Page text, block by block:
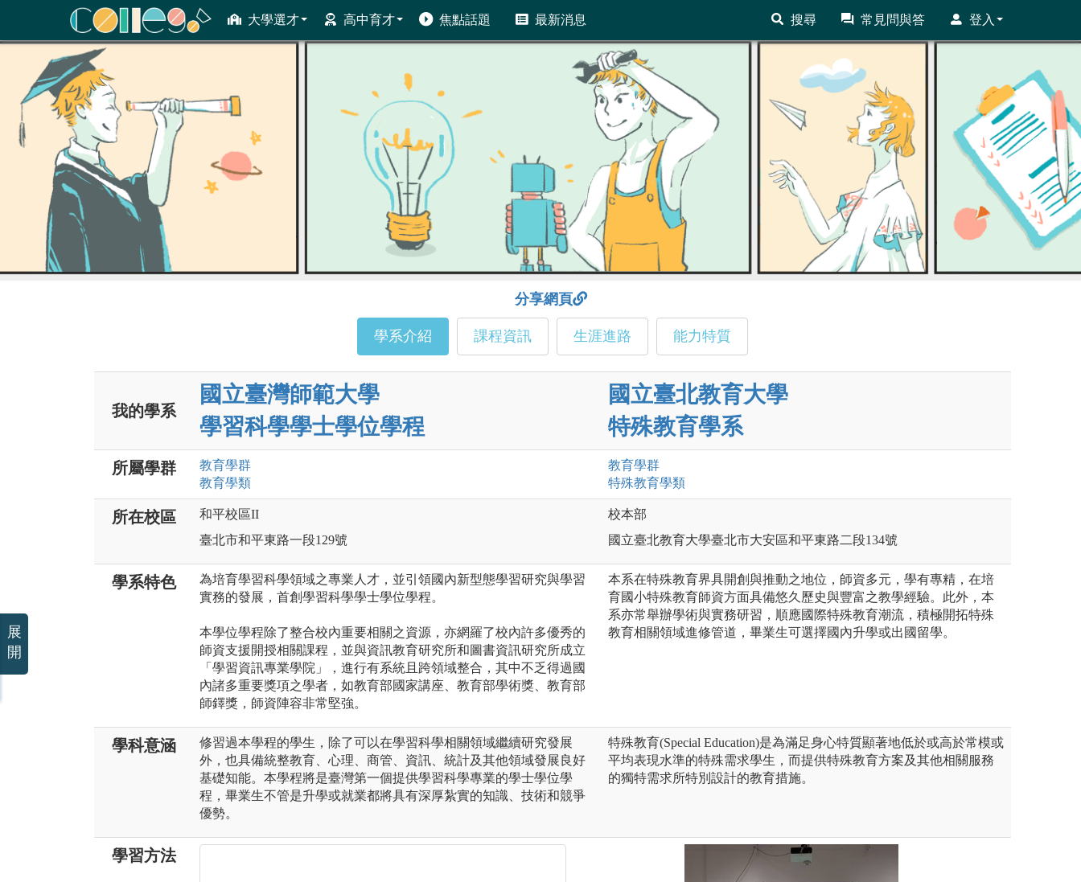
大學選才 高中育才 焦點話題 最新消息 搜尋 常見問與答 登入
ColleGo! 大學選才與高中育才輔助系統
分享網頁
學系介紹 課程資訊 生涯進路 能力特質
我的學系
國立臺灣師範大學
學習科學學士學位學程
國立臺北教育大學
特殊教育學系
所屬學群 教育學群
教育學類
教育學群
特殊教育學類
所在校區
和平校區II
臺北市和平東路一段129號
校本部
國立臺北教育大學臺北市大安區和平東路二段134號
學系特色
為培育學習科學領域之專業人才，並引領國內新型態學習研究與學習
實務的發展，首創學習科學學士學位學程。
本學位學程除了整合校內重要相關之資源，亦網羅了校內許多優秀的
師資支援開授相關課程，並與資訊教育研究所和圖書資訊研究所成立
「學習資訊專業學院」，進行有系統且跨領域整合，其中不乏得過國
內諸多重要獎項之學者，如教育部國家講座、教育部學術獎、教育部
師鐸獎，師資陣容非常堅強。
本系在特殊教育界具開創與推動之地位，師資多元，學有專精，在培
育國小特殊教育師資方面具備悠久歷史與豐富之教學經驗。此外，本
系亦常舉辦學術與實務研習，順應國際特殊教育潮流，積極開拓特殊
教育相關領域進修管道，畢業生可選擇國內升學或出國留學。
學科意涵
修習過本學程的學生，除了可以在學習科學相關領域繼續研究發展
外，也具備統整教育、心理、商管、資訊、統計及其他領域發展良好
基礎知能。本學程將是臺灣第一個提供學習科學專業的學士學位學
程，畢業生不管是升學或就業都將具有深厚紮實的知識、技術和競爭
優勢。
特殊教育(Special Education)是為滿足身心特質顯著地低於或高於常模或
平均表現水準的特殊需求學生，而提供特殊教育方案及其他相關服務
的獨特需求所特別設計的教育措施。
學習方法
展
開